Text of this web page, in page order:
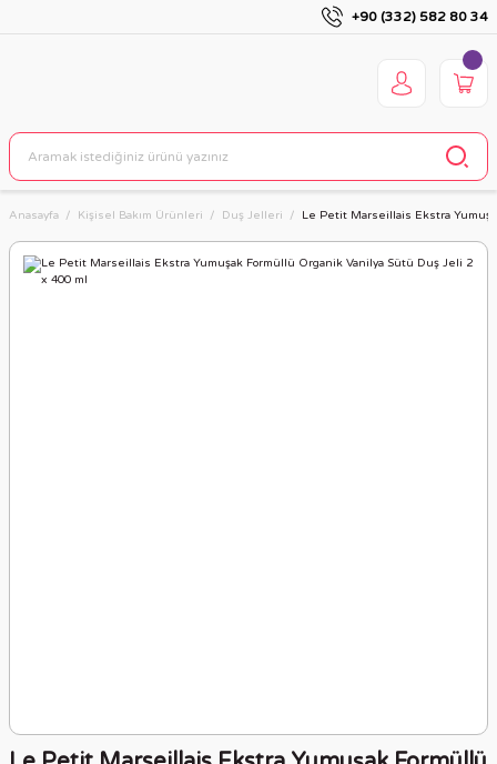
+90 (332) 582 80 34
Anasayfa Kişisel Bakım Ürünleri Duş Jelleri Le Petit Marseillais Ekstra